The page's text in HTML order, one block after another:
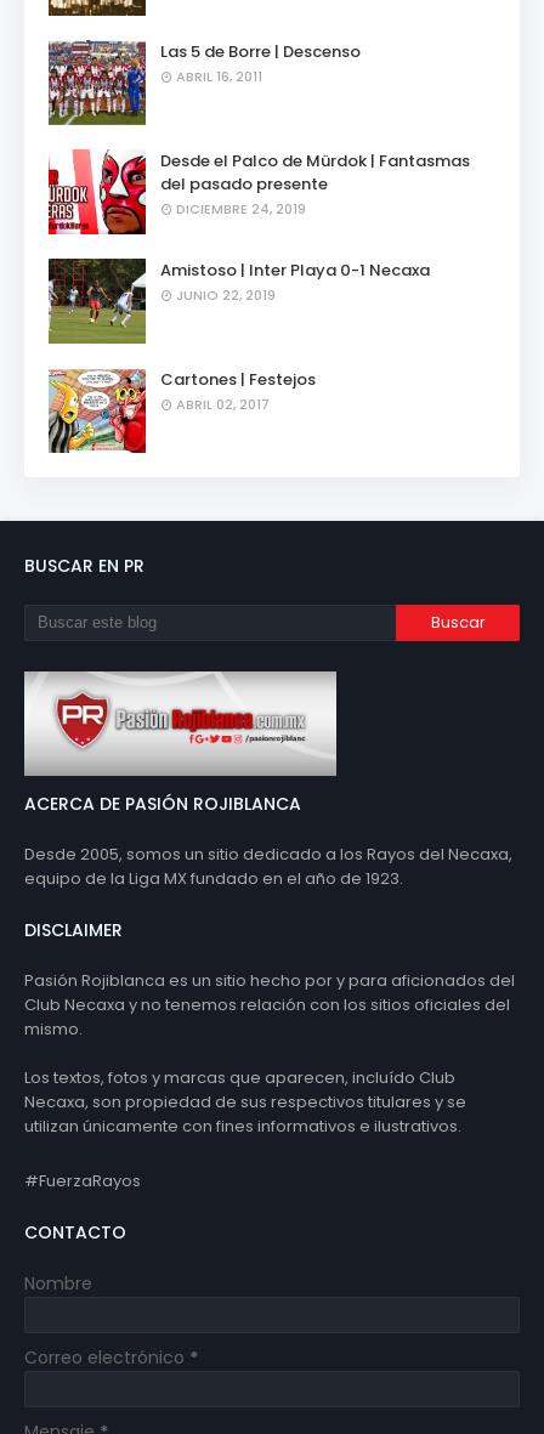
Las 5 de Borre | Descenso
ABRIL 16, 2011
Desde el Palco de Mürdok | Fantasmas
del pasado presente
DICIEMBRE 24, 2019
Amistoso | Inter Playa 0-1 Necaxa
JUNIO 22, 2019
Cartones | Festejos
ABRIL 02, 2017
BUSCAR EN PR
ACERCA DE PASIÓN ROJIBLANCA
Desde 2005, somos un sitio dedicado a los Rayos del Necaxa,
equipo de la Liga MX fundado en el año de 1923.
DISCLAIMER
Pasión Rojiblanca es un sitio hecho por y para aficionados del
Club Necaxa y no tenemos relación con los sitios oficiales del
mismo.
Los textos, fotos y marcas que aparecen, incluído Club
Necaxa, son propiedad de sus respectivos titulares y se
utilizan únicamente con fines informativos e ilustrativos.
#FuerzaRayos
CONTACTO
Nombre
Correo electrónico *